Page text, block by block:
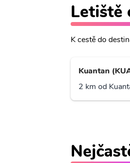
Letiště
K cestě do
Kuantan
2 km od